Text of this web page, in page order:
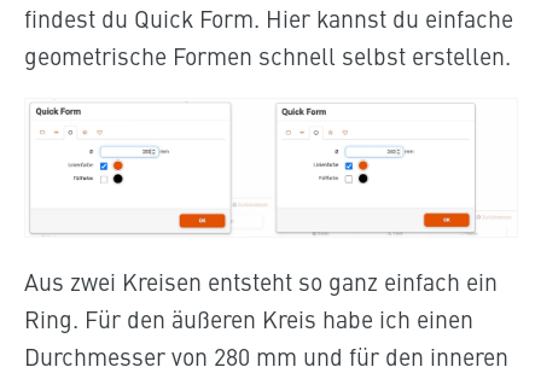
findest du Quick Form. Hier kannst du einfache
geometrische Formen schnell selbst erstellen.
Aus zwei Kreisen entsteht so ganz einfach ein
Ring. Für den äußeren Kreis habe ich einen
Durchmesser von 280 mm und für den inneren